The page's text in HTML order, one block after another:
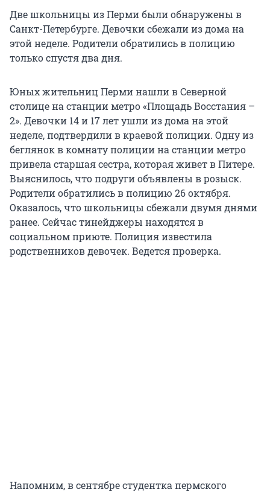
Две школьницы из Перми были обнаружены в
Санкт-Петербурге. Девочки сбежали из дома на
этой неделе. Родители обратились в полицию
только спустя два дня.
Юных жительниц Перми нашли в Северной
столице на станции метро «Площадь Восстания –
2». Девочки 14 и 17 лет ушли из дома на этой
неделе, подтвердили в краевой полиции. Одну из
беглянок в комнату полиции на станции метро
привела старшая сестра, которая живет в Питере.
Выяснилось, что подруги объявлены в розыск.
Родители обратились в полицию 26 октября.
Оказалось, что школьницы сбежали двумя днями
ранее. Сейчас тинейджеры находятся в
социальном приюте. Полиция известила
родственников девочек. Ведется проверка.
Напомним, в сентябре студентка пермского